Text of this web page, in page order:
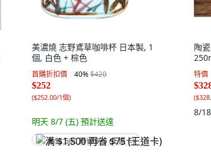
美濃燒 志野鳶草咖啡杯 日本製, 1
個, 白色 + 棕色
首購折扣價 40%$420
$252
($252.00/1個)
明天 8/7 (五) 預計送達
满 $1,500 再省 $75 (王道卡)
陶
特價
(
8/18